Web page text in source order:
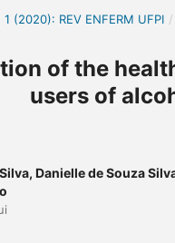
1 (2020): REV ENFERM UFPI /
of the
users of
Danielle de Souza